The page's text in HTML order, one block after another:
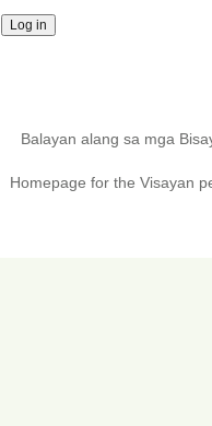
Balayan alang sa mga
Homepage for the Visayan